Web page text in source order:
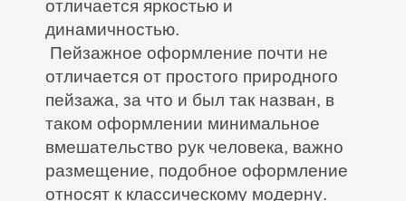
отличается яркостью и
динамичностью.
Пейзажное оформление почти не
отличается от простого природного
пейзажа, за что и был так назван, в
таком оформлении минимальное
вмешательство рук человека, важно
размещение, подобное оформление
относят к классическому модерну.